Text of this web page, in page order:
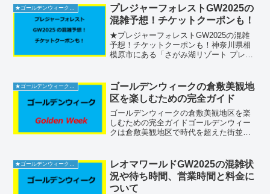
長野県に位置しています。観光名所とし
ても知られており、多くの...
★ゴールデンウィーク2026
プレジャーフォレストGW2025の
混雑予想！チケットクーポンも！
★プレジャーフォレストGW2025の混雑
予想！チケットクーポンも！神奈川県相
模原市にある「さがみ湖リゾート プレジ
す。キャンプ場や遊園地、温泉施設など
多彩な楽しみ方が揃い...
ゴールデンウィークの倉敷美観地
区を楽しむための完全ガイド
ゴールデンウィークの倉敷美観地区を楽
しむための完全ガイドゴールデンウィー
クは倉敷美観地区で時代を超えた街並み
方を詳しく解説します。倉敷美観地区の
概要倉敷美観地区は、江戸...
レオマワールドGW2025の混雑状
況や待ち時間、営業時間と料金に
ついて